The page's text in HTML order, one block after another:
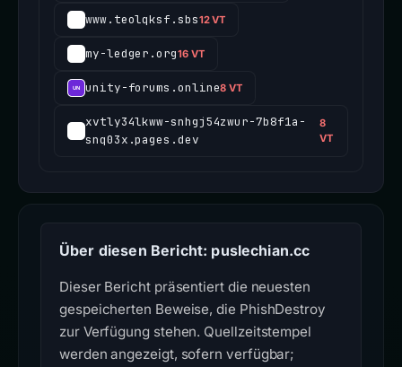
www.teolqksf.sbs12 VT
my-ledger.org16 VT
unity-forums.online8 VT
xvtly34lkww-snhgj54zwur-7b8f1a-
snq03x.pages.dev
8
VT
Über diesen Bericht: puslechian.cc
Dieser Bericht präsentiert die neuesten
gespeicherten Beweise, die PhishDestroy
zur Verfügung stehen. Quellzeitstempel
werden angezeigt, sofern verfügbar;